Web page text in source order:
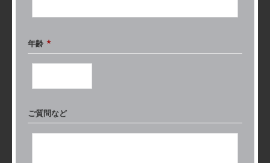
年齢 *
ご質問など